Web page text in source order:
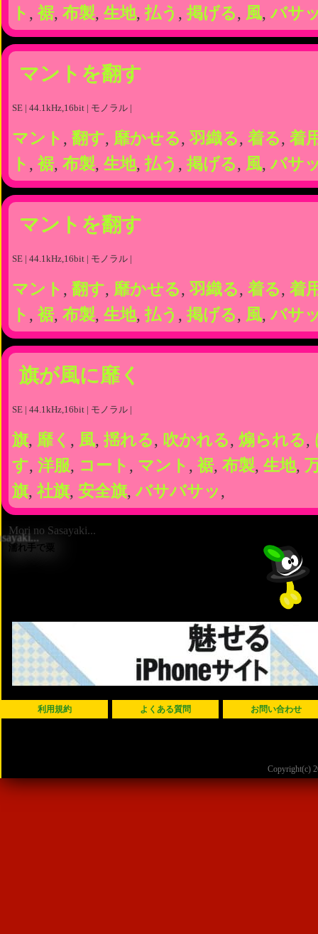
ト , 裾, 布製, 生地, 払う , 掲げる, 風,バサ
マントを翻す
SE | 44.1kHz,16bit | モノラル |
マント , 翻す, 靡かせる, 羽織る, 着る, 着
ト , 裾, 布製, 生地, 払う , 掲げる, 風,バサ
マントを翻す
SE | 44.1kHz,16bit | モノラル |
マント , 翻す, 靡かせる, 羽織る, 着る, 着
ト , 裾, 布製, 生地, 払う , 掲げる, 風,バサ
旗が風に靡く
SE | 44.1kHz,16bit | モノラル |
旗, 靡く , 風, 揺れる, 吹かれる, 煽られる,
す, 洋服, コート , マント , 裾, 布製, 生地,
旗, 社旗, 安全旗,バサバサッ ,
Mori no Sasayaki...
濡れ手で粟
利用規約 よくある質問 お問い合わせ
Copyright(c)